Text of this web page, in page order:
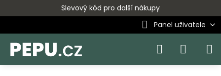
Slevový kód pro další nákupy
Panel uživatele